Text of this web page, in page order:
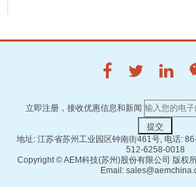
立即注册，接收优惠信息和新闻
地址: 江苏省苏州工业园区钟南街461号, 电话:
512-6258-0018
Copyright ©AEM科技(苏州)股份有限公司 版权
Email: